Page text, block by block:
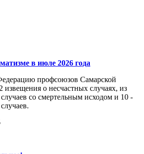
в июле 2026 года
профсоюзов Самарской
извещения о несчастных случаях, из
со смертельным исходом и 10 -